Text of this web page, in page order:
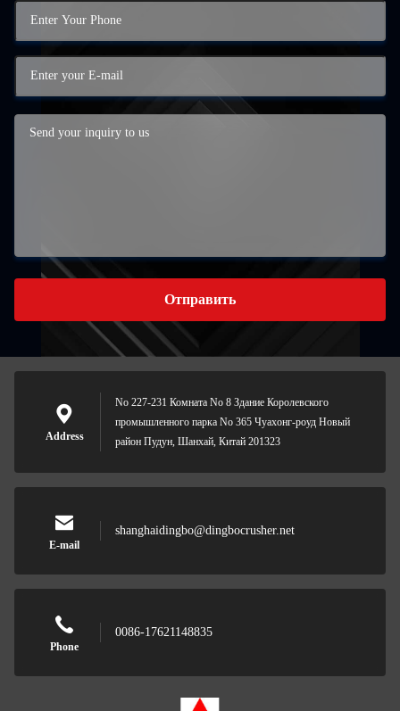
Отправить
Address
No 227-231 Комната No 8 Здание Королевского
промышленного парка No 365 Чуахонг-роуд Новый
район Пудун, Шанхай, Китай 201323
E-mail
shanghaidingbo@dingbocrusher.net
Phone
0086-17621148835